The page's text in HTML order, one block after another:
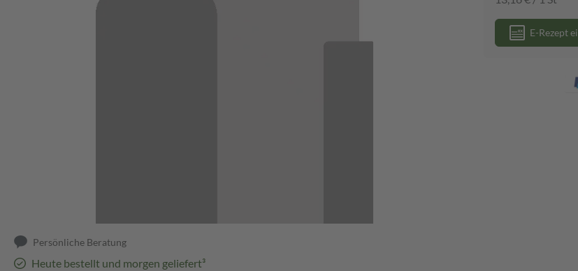
Persönliche Beratung
Heute bestellt und morgen geliefert³
E-Rezept